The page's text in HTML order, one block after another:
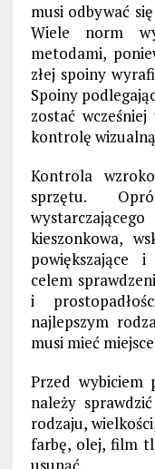
musi odbywać
Wiele norm
metodami,
złej spoiny
Spoiny
zostać
kontrolę
Kontrola
sprzętu.
kieszonkowa,
powiększające
celem
i
najlepszym
musi mieć
Przed wybiciem
należy
rodzaju,
farbę, olej, film